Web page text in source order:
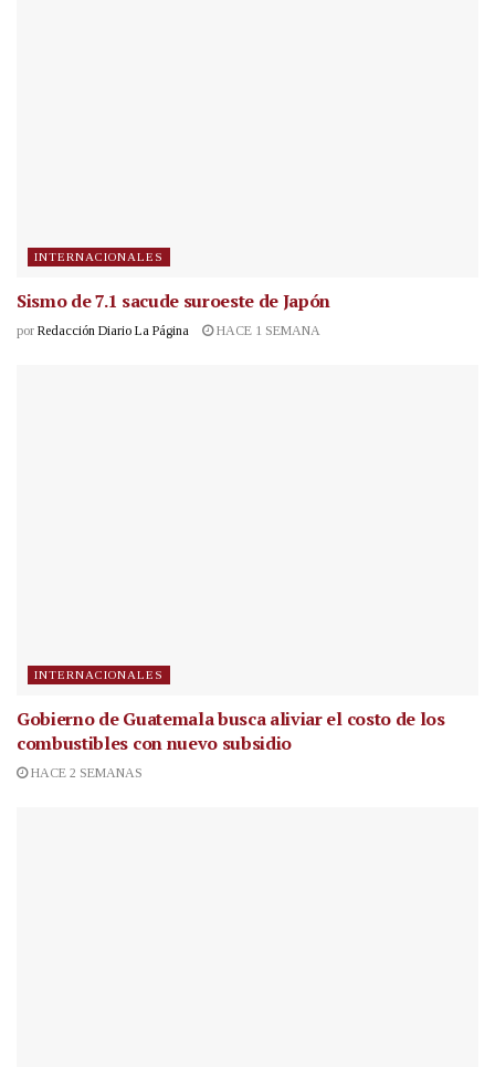
INTERNACIONALES
Sismo de 7.1 sacude suroeste de Japón
por Redacción Diario La Página HACE 1 SEMANA
INTERNACIONALES
Gobierno de Guatemala busca aliviar el costo de los
combustibles con nuevo subsidio
HACE 2 SEMANAS